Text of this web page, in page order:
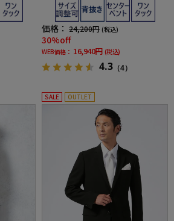
価格： 24,200円 (税込)
30%off
WEB価格： 16,940円 (税込)
4.3 （4）
SALE OUTLET